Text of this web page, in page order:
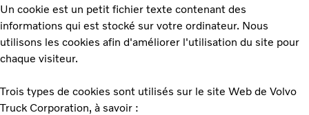
Un cookie est un petit fichier texte contenant des
informations qui est stocké sur votre ordinateur. Nous
utilisons les cookies afin d'améliorer l'utilisation du site pour
chaque visiteur.
Trois types de cookies sont utilisés sur le site Web de Volvo
Truck Corporation, à savoir :